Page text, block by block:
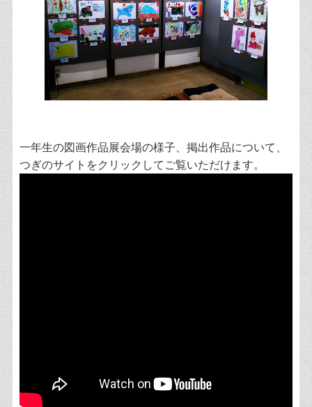
一年生の図画作品展会場の様子、掲出作品について、
つぎのサイトをクリックしてご覧いただけます。